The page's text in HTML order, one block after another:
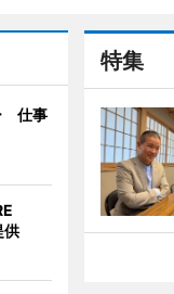
特集
仕事